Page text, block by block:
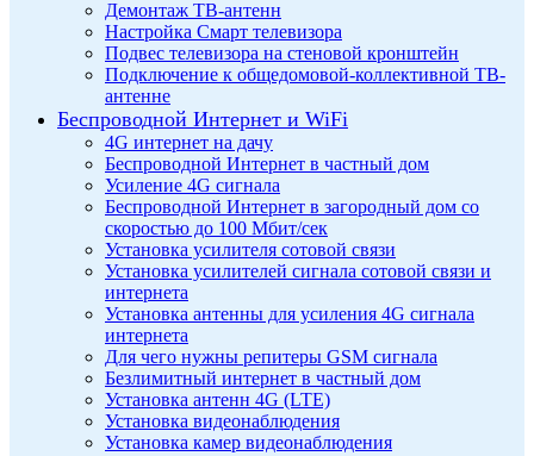
Демонтаж ТВ-антенн
Настройка Смарт телевизора
Подвес телевизора на стеновой кронштейн
Подключение к общедомовой-коллективной ТВ-
антенне
Беспроводной Интернет и WiFi
4G интернет на дачу
Беспроводной Интернет в частный дом
Усиление 4G сигнала
Беспроводной Интернет в загородный дом со
скоростью до 100 Мбит/сек
Установка усилителя сотовой связи
Установка усилителей сигнала сотовой связи и
интернета
Установка антенны для усиления 4G сигнала
интернета
Для чего нужны репитеры GSM сигнала
Безлимитный интернет в частный дом
Установка антенн 4G (LTE)
Установка видеонаблюдения
Установка камер видеонаблюдения